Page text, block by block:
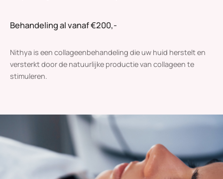
Behandeling al vanaf €200,-
Nithya is een collageenbehandeling die uw huid herstelt en
versterkt door de natuurlijke productie van collageen te
stimuleren.